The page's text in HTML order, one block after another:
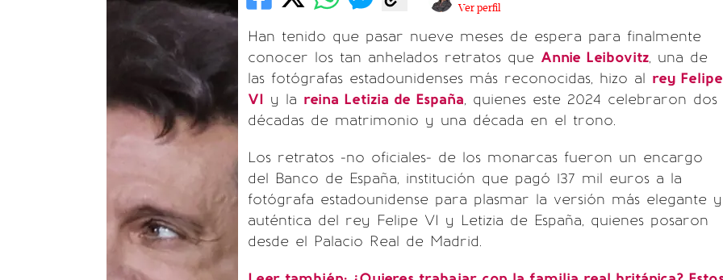
Ver perfil
Han tenido que pasar nueve meses de espera para finalmente
conocer los tan anhelados retratos que Annie Leibovitz, una de
las fotógrafas estadounidenses más reconocidas, hizo al rey Felipe
VI y la reina Letizia de España, quienes este 2024 celebraron dos
décadas de matrimonio y una década en el trono.
Los retratos -no oficiales- de los monarcas fueron un encargo
del Banco de España, institución que pagó 137 mil euros a la
fotógrafa estadounidense para plasmar la versión más elegante y
auténtica del rey Felipe VI y Letizia de España, quienes posaron
desde el Palacio Real de Madrid.